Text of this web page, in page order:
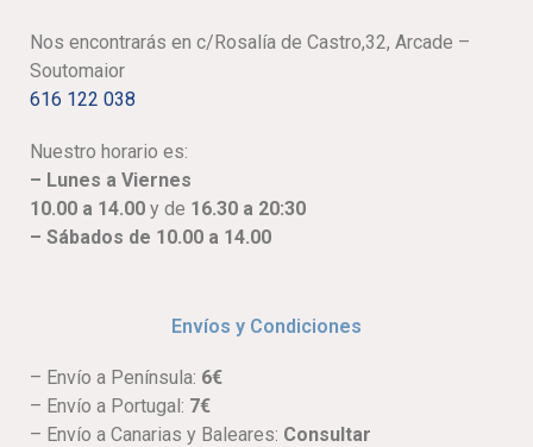
Nos encontrarás en c/Rosalía de Castro,32, Arcade –
Soutomaior
616 122 038
Nuestro horario es:
– Lunes a Viernes
10.00 a 14.00 y de 16.30 a 20:30
– Sábados de 10.00 a 14.00
Envíos y Condiciones
– Envío a Península: 6€
– Envío a Portugal: 7€
– Envío a Canarias y Baleares: Consultar